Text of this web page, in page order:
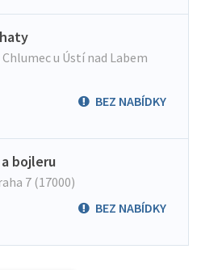
Chlumec u Ústí nad Labem
BEZ NABÍDKY
bojleru
7 (17000)
BEZ NABÍDKY